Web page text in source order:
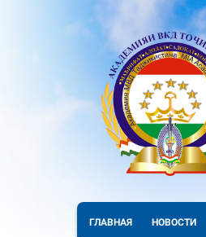
ГЛАВНАЯ НОВОСТИ